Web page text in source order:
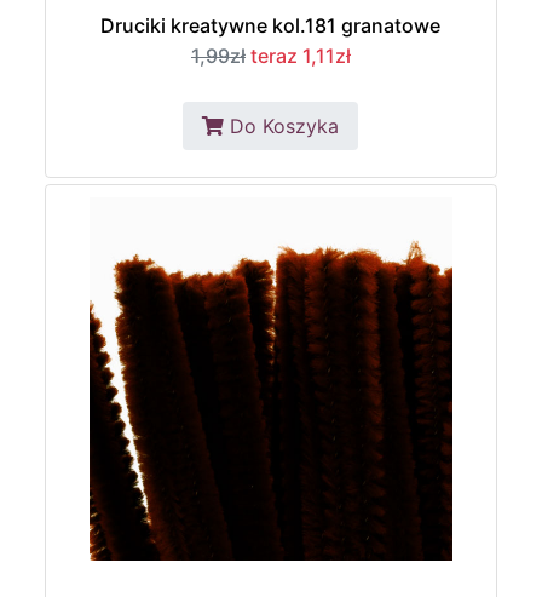
Druciki kreatywne kol.181 granatowe
1,99zł teraz 1,11zł
Do Koszyka